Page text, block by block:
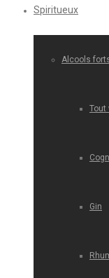
Spiritueux
Alcools
Tout
Gin